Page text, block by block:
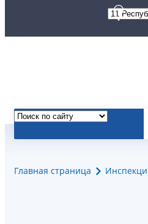
Главная страница